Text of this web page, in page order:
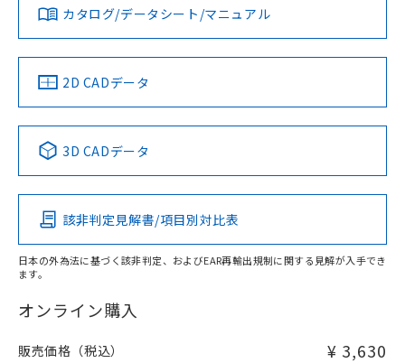
みください。
ソフトウェアの使用条件
対応済み
中国 RoHS 注意事項・凡例
Pb Hg Cd Cr(VI)
O
在庫等で未対応品が混在する可能性があります。
問い合わせください。
カタログ/データシート/マニュアル
2D CADデータ
3D CADデータ
該非判定見解書/項目別対比表
日本の外為法に基づく該非判定、およびEAR再輸出規制に関する見解が入手でき
ます。
オンライン購入
販売価格（税込） ¥ 3,630